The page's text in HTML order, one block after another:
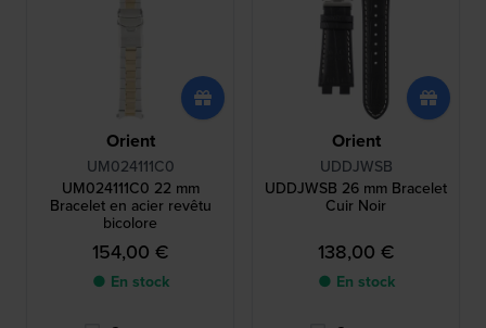
Orient
UM024111C0
UM024111C0 22 mm
Bracelet en acier revêtu
bicolore
154,00 €
● En stock
Orient
UDDJWSB
UDDJWSB 26 mm Bracelet
Cuir Noir
138,00 €
● En stock